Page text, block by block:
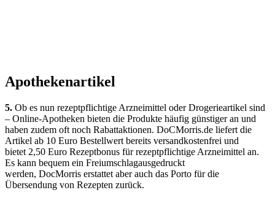
Apothekenartikel
5. Ob es nun rezeptpflichtige Arzneimittel oder Drogerieartikel sind
– Online-Apotheken bieten die Produkte häufig günstiger an und
haben zudem oft noch Rabattaktionen. DoCMorris.de liefert die
Artikel ab 10 Euro Bestellwert bereits versandkostenfrei und
bietet 2,50 Euro Rezeptbonus für rezeptpflichtige Arzneimittel an.
Es kann bequem ein Freiumschlagausgedruckt
werden, DocMorris erstattet aber auch das Porto für die
Übersendung von Rezepten zurück.